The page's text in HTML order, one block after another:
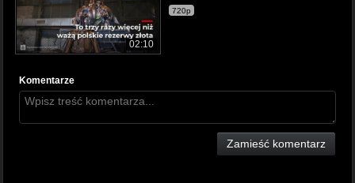
02:10
720p
Komentarze
Zamieść komentarz